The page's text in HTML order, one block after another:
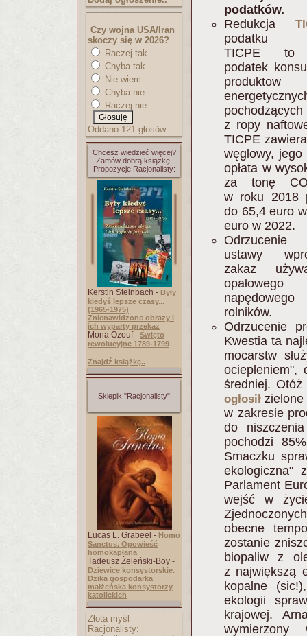
Czy wojna USA/Iran
skoczy się w 2026?
Raczej tak
Chyba tak
Nie wiem
Chyba nie
Raczej nie
Oddano 121 głosów.
Chcesz wiedzieć więcej?
Zamów dobrą książkę.
Propozycje Racjonalisty:
Kerstin Steinbach - Były
kiedyś lepsze czasy...
(1965-1975)
Znienawidzone obrazy i
ich wyparty przekaz
Mona Ozouf - Święto
rewolucyjne 1789-1799
Znajdź książkę..
Sklepik "Racjonalisty"
Lucas L. Grabeel - Homo
Sanctus. Opowieść
homokapłana
Tadeusz Żeleński-Boy -
Dziewice konsystorskie.
Dzika gospodarka
małżeńska konsystorzy
katolickich
Złota myśl
Racjonalisty:
podatków.
Redukcja
podatku
TICPE to
podatek
produktow
z ropy
TICPE
węglowy, jego
opłata w
za tonę
w roku 2018
do 65,4 euro
euro w 2022.
ustawy
zakaz
rolników.
Odrzucenie
Kwestia ta
mocarstw
ociepleniem",
średniej.
ogłosił zielone
w zakresie
do
pochodzi
Smaczku
ekologiczna"
Parlament
wejść w
obecne
zostanie
biopaliw z
z największą
kopalne
ekologii
krajowej.